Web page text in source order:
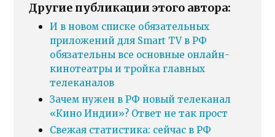
Другие публикации этого автора:
И в новом списке обязательных
приложений для Smart TV в РФ
обязательны все основные онлайн-
кинотеатры и тройка главных
телеканалов
Зачем нужен в РФ новый телеканал
«Кино Индии»? Ответ не так прост
Свежая статистика: сейчас в РФ